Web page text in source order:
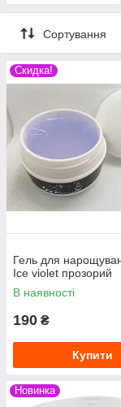
Сортування
Скидка!
Гель для
Ice violet прозорий
В наявності
190 ₴
Купити
Новинка